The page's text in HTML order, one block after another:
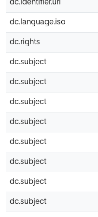
dc.identifier.uri
dc.language.iso
dc.rights
dc.subject
dc.subject
dc.subject
dc.subject
dc.subject
dc.subject
dc.subject
dc.subject